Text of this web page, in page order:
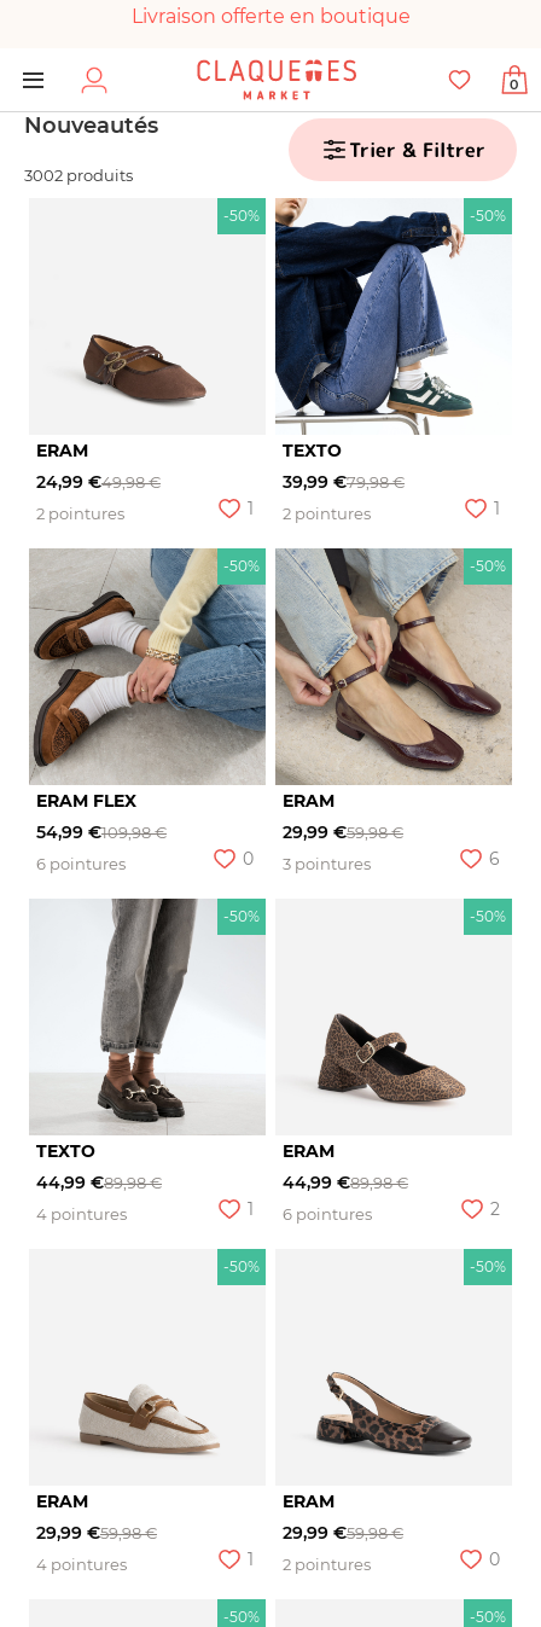
Livraison offerte en boutique
Paiement 100% sécurisé
Chaussures garanties en parfait état
0
Nouveautés
3002 produits
Trier & Filtrer
-50%
ERAM
24,99 €49,98 €
2 pointures
1
-50%
TEXTO
39,99 €79,98 €
2 pointures
1
-50%
ERAM FLEX
54,99 €109,98 €
6 pointures
0
-50%
ERAM
29,99 €59,98 €
3 pointures
6
-50%
TEXTO
44,99 €89,98 €
4 pointures
1
-50%
ERAM
44,99 €89,98 €
6 pointures
2
-50%
ERAM
29,99 €59,98 €
4 pointures
1
-50%
ERAM
29,99 €59,98 €
2 pointures
0
-50% -50%